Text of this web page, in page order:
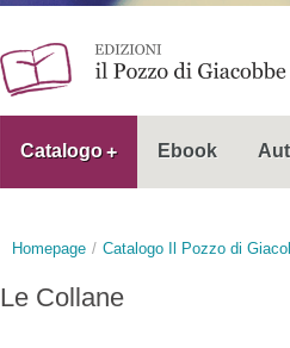
Catalogo Ebook
Homepage Catalogo Il Pozzo di
Le Collane